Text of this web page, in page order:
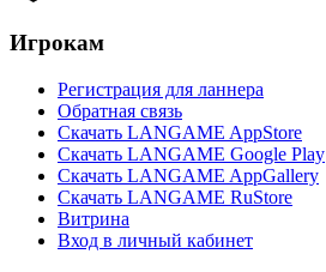
Игрокам
Регистрация для ланнера
Обратная связь
Скачать LANGAME AppStore
Скачать LANGAME Google Play
Скачать LANGAME AppGallery
Скачать LANGAME RuStore
Витрина
Вход в личный кабинет